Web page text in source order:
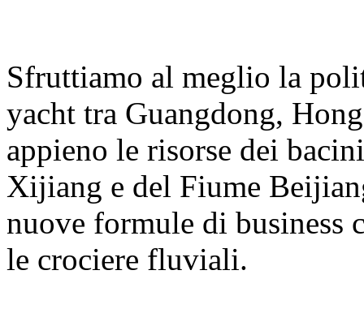
Sfruttiamo al meglio la
yacht tra Guangdong,
appieno le risorse dei
Xijiang e del Fiume
nuove formule di business
le crociere fluviali.